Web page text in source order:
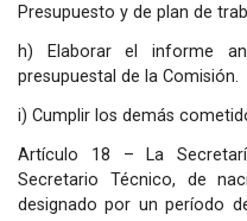
Presupuesto y de plan de
h) Elaborar el informe
presupuestal de la Comisión.
i) Cumplir los demás
Artículo 18 – La
Secretario Técnico, de
designado por un período